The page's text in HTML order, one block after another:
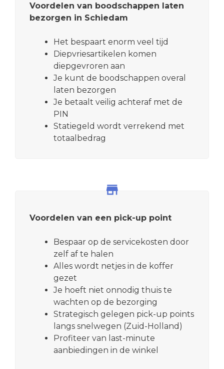
Voordelen van boodschappen laten
bezorgen in Schiedam
Het bespaart enorm veel tijd
Diepvriesartikelen komen
diepgevroren aan
Je kunt de boodschappen overal
laten bezorgen
Je betaalt veilig achteraf met de
PIN
Statiegeld wordt verrekend met
totaalbedrag
Voordelen van een pick-up point
Bespaar op de servicekosten door
zelf af te halen
Alles wordt netjes in de koffer
gezet
Je hoeft niet onnodig thuis te
wachten op de bezorging
Strategisch gelegen pick-up points
langs snelwegen (Zuid-Holland)
Profiteer van last-minute
aanbiedingen in de winkel